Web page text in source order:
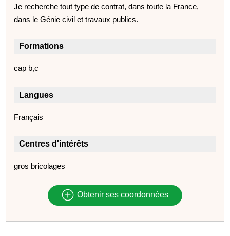
Je recherche tout type de contrat, dans toute la France,
dans le Génie civil et travaux publics.
Formations
cap b,c
Langues
Français
Centres d'intérêts
gros bricolages
Obtenir ses coordonnées